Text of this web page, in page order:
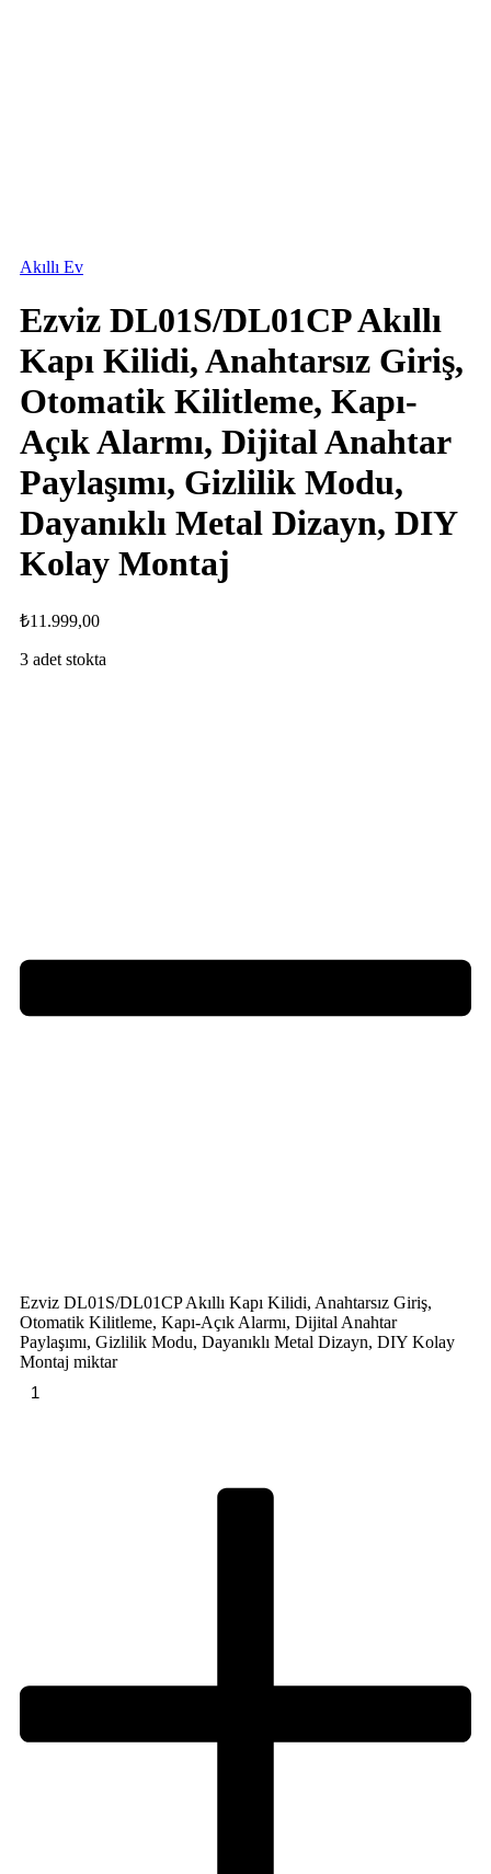
Akıllı Ev
Ezviz DL01S/DL01CP Akıllı
Kapı Kilidi, Anahtarsız Giriş,
Otomatik Kilitleme, Kapı-
Açık Alarmı, Dijital Anahtar
Paylaşımı, Gizlilik Modu,
Dayanıklı Metal Dizayn, DIY
Kolay Montaj
₺11.999,00
3 adet stokta
Ezviz DL01S/DL01CP Akıllı Kapı Kilidi, Anahtarsız Giriş,
Otomatik Kilitleme, Kapı-Açık Alarmı, Dijital Anahtar
Paylaşımı, Gizlilik Modu, Dayanıklı Metal Dizayn, DIY Kolay
Montaj miktar